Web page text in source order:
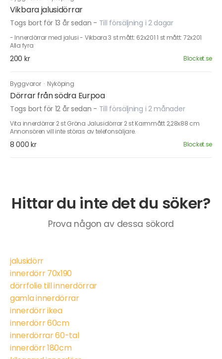
Vikbara jalusidörrar
Togs bort för 13 år sedan - Till försäljning i 2 dagar
- Innerdörrar med jalusi - Vikbara 3 st mått: 62x201 1 st mått: 72x201
Alla fyra
200 kr Blocket.se
Byggvaror · Nyköping
Dörrar från södra Eurpoa
Togs bort för 12 år sedan - Till försäljning i 2 månader
Vita innerdörrar 2 st Gröna Jalusidörrar 2 st Karmmått 2,28x88 cm
Annonsören vill inte störas av telefonsäljare.
8 000 kr Blocket.se
Hittar du inte det du söker?
Prova någon av dessa sökord
jalusidörr
innerdörr 70x190
dörrfolie till innerdörrar
gamla innerdörrar
innerdörr ikea
innerdörr 60cm
innerdörrar 60-tal
innerdörr 180cm